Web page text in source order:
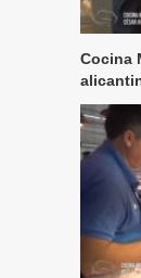
Cocina